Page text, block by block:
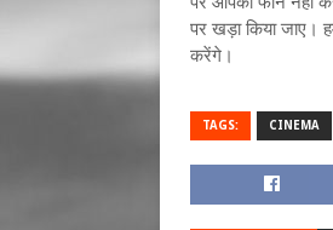
पर खड़ा किया जाए।
करेंगे।
TAGS: CINEMA